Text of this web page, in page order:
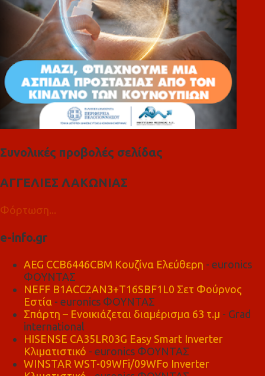
Συνολικές προβολές σελίδας
ΑΓΓΕΛΙΕΣ ΛΑΚΩΝΙΑΣ
Φόρτωση...
e-info.gr
AEG CCB6446CBM Κουζίνα Ελεύθερη - euronics
ΦΟΥΝΤΑΣ
NEFF B1ACC2AN3+T16SBF1L0 Σετ Φούρνος
Εστία - euronics ΦΟΥΝΤΑΣ
Σπάρτη – Ενοικιάζεται διαμέρισμα 63 τ.μ - Grad
international
HISENSE CA35LR03G Easy Smart Inverter
Κλιματιστικό - euronics ΦΟΥΝΤΑΣ
WINSTAR WST-09WFi/09WFo Inverter